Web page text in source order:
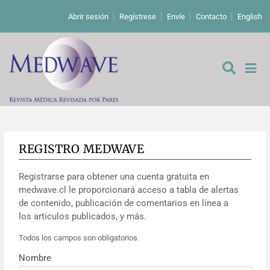
Abrir sesión Regístrese Envíe Contacto English
De los editores
Editoriales
Comentarios
Cartas a los editores
Estudios originales
Estudios cualitativos
REGISTRO MEDWAVE
Registrarse para obtener una cuenta gratuita en
medwave.cl le proporcionará acceso a tabla de alertas
de contenido, publicación de comentarios en línea a
los artículos publicados, y más.
Todos los campos son obligatorios.
Nombre